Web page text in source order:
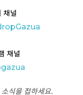
채널
채널
식을 접하세요.